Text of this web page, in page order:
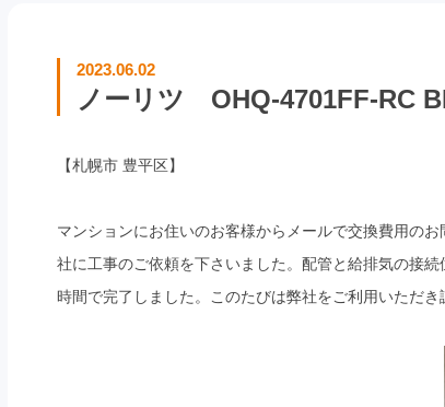
2023.06.02
ノーリツ OHQ-4701FF-RC
【札幌市 豊平区】
マンションにお住いのお客様からメールで交換費用の
社に工事のご依頼を下さいました。配管と給排気の接
時間で完了しました。このたびは弊社をご利用いただき